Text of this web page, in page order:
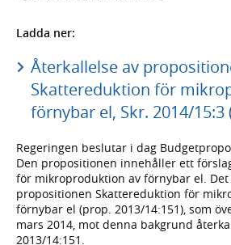
Ladda ner:
Återkallelse av
Skattereduktion för
förnybar el, Skr. 2014/15:3
Regeringen beslutar i dag
Den propositionen innehåller ett
för mikroproduktion av förnybar el.
propositionen Skattereduktion för
förnybar el (prop. 2013/14:151), som
mars 2014, mot denna bakgrund
2013/14:151.